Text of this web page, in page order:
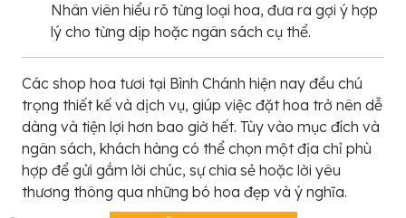
Nhân viên hiểu rõ từng loại hoa, đưa ra gợi ý hợp
lý cho từng dịp hoặc ngân sách cụ thể.
Các shop hoa tươi tại Bình Chánh hiện nay đều chú
trọng thiết kế và dịch vụ, giúp việc đặt hoa trở nên dễ
dàng và tiện lợi hơn bao giờ hết. Tùy vào mục đích và
ngân sách, khách hàng có thể chọn một địa chỉ phù
hợp để gửi gắm lời chúc, sự chia sẻ hoặc lời yêu
thương thông qua những bó hoa đẹp và ý nghĩa.